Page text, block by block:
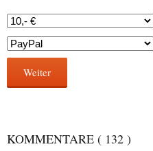
Weiter
KOMMENTARE ( 132 )